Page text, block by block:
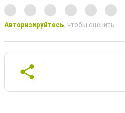
Авторизируйтесь, чтобы оценить